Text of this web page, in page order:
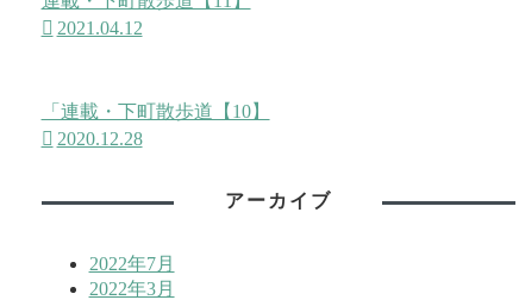
2021.04.12
「連載・下町散歩道【10】
2020.12.28
アーカイブ
2022年7月
2022年3月